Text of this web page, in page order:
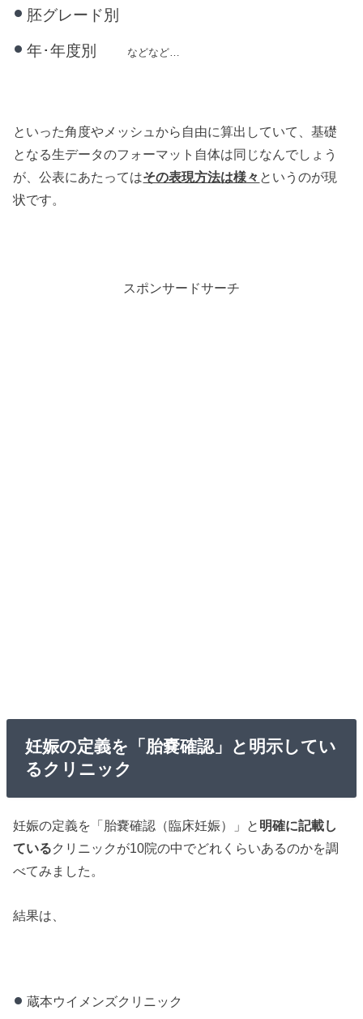
胚グレード別
年･年度別 などなど…
といった角度やメッシュから自由に算出していて、基礎
となる生データのフォーマット自体は同じなんでしょう
が、公表にあたってはその表現方法は様々 というのが現
状です。
スポンサードサーチ
妊娠の定義を「胎嚢確認」と明示してい
るクリニック
妊娠の定義を「胎嚢確認（臨床妊娠）」と 明確に記載し
ているクリニックが10院の中でどれくらいあるのかを調
べてみました。
結果は、
蔵本ウイメンズクリニック